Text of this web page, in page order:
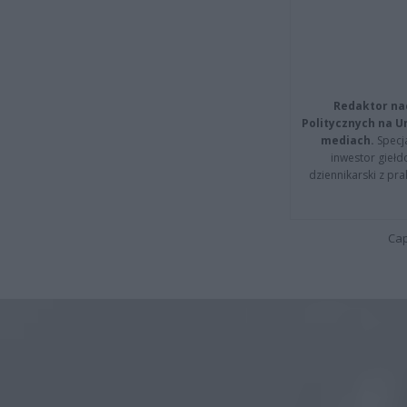
Redaktor
Politycznych na
mediach.
inwestor
dziennikarski z